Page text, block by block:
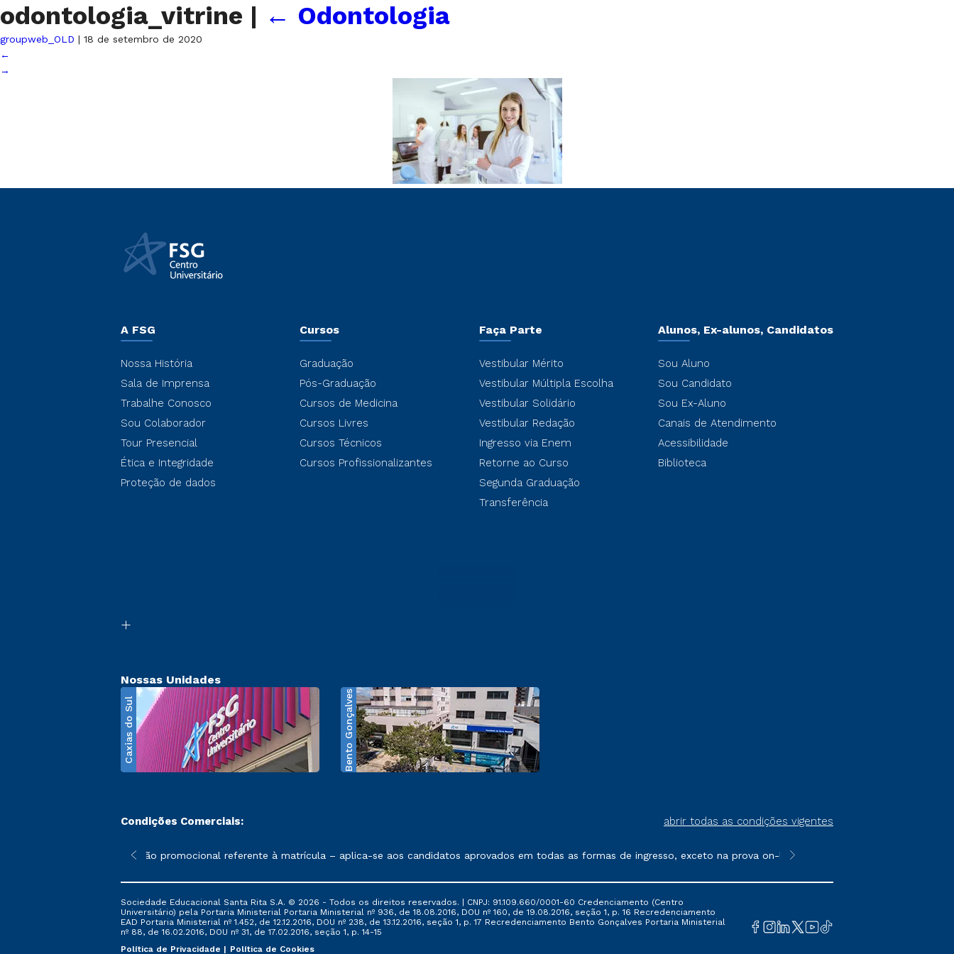
odontologia_vitrine | ← Odontologia
groupweb_OLD | 18 de setembro de 2020
←
→
A FSG
Nossa História
Sala de Imprensa
Trabalhe Conosco
Sou Colaborador
Tour Presencial
Ética e Integridade
Proteção de dados
Cursos
Graduação
Pós-Graduação
Cursos de Medicina
Cursos Livres
Cursos Técnicos
Cursos Profissionalizantes
Faça Parte
Vestibular Mérito
Vestibular Múltipla Escolha
Vestibular Solidário
Vestibular Redação
Ingresso via Enem
Retorne ao Curso
Segunda Graduação
Transferência
Alunos, Ex-alunos, Candidatos
Sou Aluno
Sou Candidato
Sou Ex-Aluno
Canais de Atendimento
Acessibilidade
Biblioteca
Nossas Unidades
Caxias do Sul Bento Gonçalves
Condições Comerciais: abrir todas as condições vigentes
sofrer alterações nos períodos de rematrícula conforme exposto no contrato de prestação de serviços.
*A condição promocional referente à matrícula – aplica-se aos candidatos aprovados em todas as formas de ingresso, exceto na prova on-line ou agendada, que ofertam
**Semipresencial é um formato do
Sociedade Educacional Santa Rita S.A. © 2026 - Todos os direitos reservados. | CNPJ: 91.109.660/0001-60 Credenciamento (Centro
Universitário) pela Portaria Ministerial Portaria Ministerial nº 936, de 18.08.2016, DOU nº 160, de 19.08.2016, seção 1, p. 16 Recredenciamento
EAD Portaria Ministerial nº 1.452, de 12.12.2016, DOU nº 238, de 13.12.2016, seção 1, p. 17 Recredenciamento Bento Gonçalves Portaria Ministerial
nº 88, de 16.02.2016, DOU nº 31, de 17.02.2016, seção 1, p. 14-15
Política de Privacidade
Política de Cookies